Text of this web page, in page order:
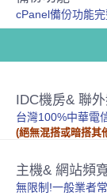
cPanel備份功能
IDC機房& 聯
台灣100%中華電
(絕無混搭或暗搭其
主機& 網站頻
無限制!一般業者